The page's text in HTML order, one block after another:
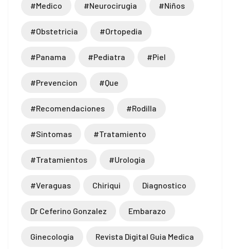
#medico #neurocirugia #niños
#obstetricia #ortopedia
#panama #pediatra #piel
#prevencion #que
#recomendaciones #rodilla
#sintomas #tratamiento
#tratamientos #urologia
#veraguas Chiriqui Diagnostico
Dr Ceferino Gonzalez Embarazo
Ginecología Revista Digital Guia Medica